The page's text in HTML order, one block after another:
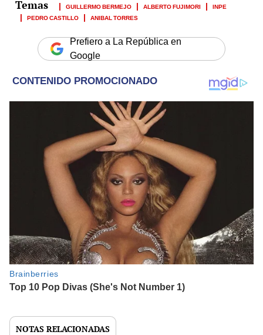
GUILLERMO BERMEJO ALBERTO FUJIMORI
INPE
PEDRO CASTILLO
ANIBAL TORRES
Prefiero a La República en
Google
NOTAS RELACIONADAS